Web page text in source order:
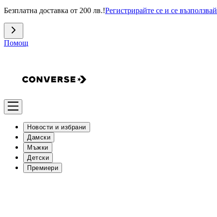
Безплатна доставка от 200 лв.!Регистрирайте се и се
Помощ
Новости и избрани
Дамски
Мъжки
Детски
Премиери